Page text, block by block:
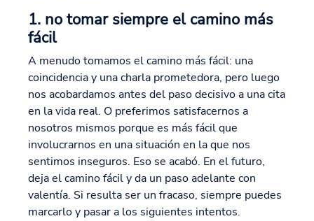
1. no tomar siempre el camino más
fácil
A menudo tomamos el camino más fácil: una
coincidencia y una charla prometedora, pero luego
nos acobardamos antes del paso decisivo a una cita
en la vida real. O preferimos satisfacernos a
nosotros mismos porque es más fácil que
involucrarnos en una situación en la que nos
sentimos inseguros. Eso se acabó. En el futuro,
deja el camino fácil y da un paso adelante con
valentía. Si resulta ser un fracaso, siempre puedes
marcarlo y pasar a los siguientes intentos.